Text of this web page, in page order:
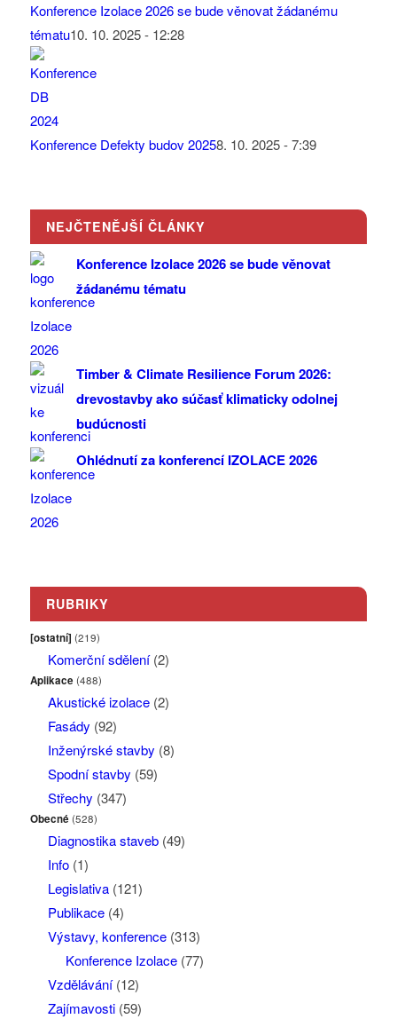
Konference Izolace 2026 se bude věnovat žádanému
tématu10. 10. 2025 - 12:28
Konference Defekty budov 20258. 10. 2025 - 7:39
NEJČTENĚJŠÍ ČLÁNKY
Konference Izolace 2026 se bude věnovat
žádanému tématu
Timber & Climate Resilience Forum 2026:
drevostavby ako súčasť klimaticky odolnej
budúcnosti
Ohlédnutí za konferencí IZOLACE 2026
RUBRIKY
[ostatní] (219)
Komerční sdělení(2)
Aplikace (488)
Akustické izolace(2)
Fasády (92)
Inženýrské stavby (8)
Spodní stavby (59)
Střechy (347)
Obecné (528)
Diagnostika staveb(49)
Info(1)
Legislativa(121)
Publikace(4)
Výstavy, konference(313)
Konference Izolace(77)
Vzdělávání(12)
Zajímavosti(59)